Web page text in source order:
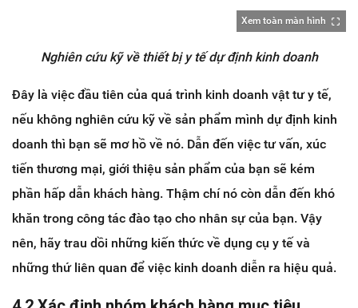
Xem toàn màn hình
Nghiên cứu kỹ về thiết bị y tế dự định kinh doanh
Đây là việc đầu tiên của quá trình kinh doanh vật tư y tế,
nếu không nghiên cứu kỹ về sản phẩm mình dự định kinh
doanh thì bạn sẽ mơ hồ về nó. Dẫn đến việc tư vấn, xúc
tiến thương mại, giới thiệu sản phẩm của bạn sẽ kém
phần hấp dẫn khách hàng. Thậm chí nó còn dẫn đến khó
khăn trong công tác đào tạo cho nhân sự của bạn. Vậy
nên, hãy trau dồi những kiến thức về dụng cụ y tế và
những thứ liên quan để việc kinh doanh diễn ra hiệu quả.